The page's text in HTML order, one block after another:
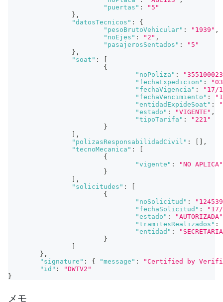
"puertas" :
"5"
} ,
"datosTecnicos" :
{
"pesoBrutoVehicular" : "1939" ,
"noEjes" : "2" ,
"pasajerosSentados" :
"5"
} ,
"soat" :
{
"noPoliza" :
"fechaExpedicion" :
"fechaVigencia" :
"17/
"fechaVencimiento" :
"entidadExpideSoat" :
"estado" : "VIGENTE" ,
"tipoTarifa" :
"221"
}
,
"polizasResponsabilidadCivil" :
,
"tecnoMecanica" :
{
"vigente" :
"NO APLICA"
}
,
"solicitudes" :
{
"noSolicitud" :
"fechaSolicitud" :
"estado" :
"AUTORIZADA"
"tramitesRealizados" :
"entidad" :
}
} ,
"signature" : { "message" :
"Certified by
"id" :
"DWTV2"
}
メモ